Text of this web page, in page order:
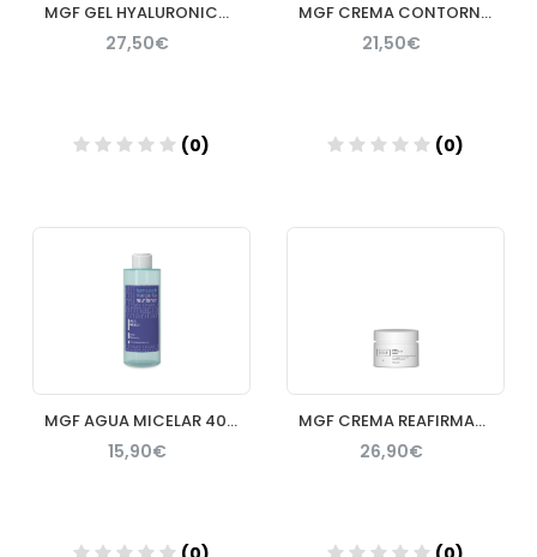
MGF GEL HYALURONICO 40% 50ML
27,50€
(0)
MGF CREMA CONTORNO OJOS Y LABIOS 25ML
21,50€
(0)
MGF AGUA MICELAR 400ML
15,90€
MGF CREMA REAFIRMANTE LIFTING 50ML
26,90€